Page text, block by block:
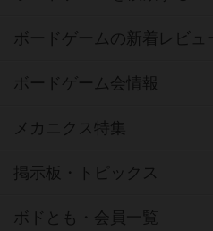
ボードゲームの新着レビュ
ボードゲーム会情報
メカニクス特集
掲示板・トピックス
ボドとも・会員一覧